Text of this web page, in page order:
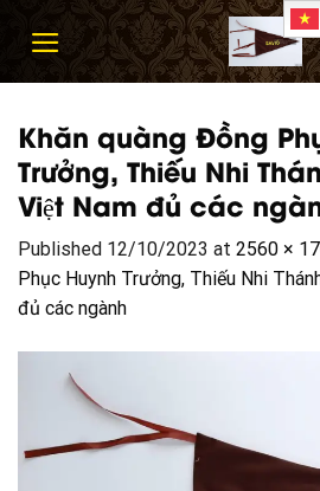
Khăn quàng Đồng
Trưởng, Thiếu Nhi
Việt Nam đủ các
Published 12/10/2023 at 2560 ×
Phục Huynh Trưởng, Thiếu Nhi
đủ các ngành